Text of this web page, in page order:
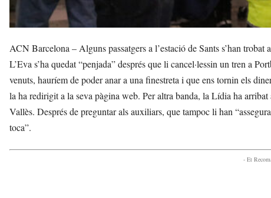
ACN Barcelona – Alguns passatgers a l’estació de Sants s’han
L’Eva s’ha quedat “penjada” després que li cancel·lessin un tren a
venuts, hauríem de poder anar a una finestreta i que ens tornin els
la ha redirigit a la seva pàgina web. Per altra banda, la Lídia ha
Vallès. Després de preguntar als auxiliars, que tampoc li han
toca”.
- Et